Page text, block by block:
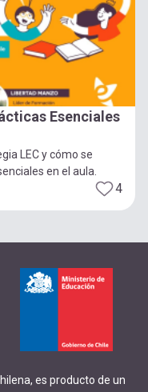
Esenciales
LEC y cómo se
en el aula.
4
es producto de un